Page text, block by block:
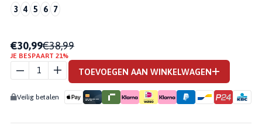
3 4 5 6 7
€30,99€38,99
JE BESPAART 21%
STANNO
THUNDER
VII
JUNIOR
AANTAL
TOEVOEGEN AAN WINKELWAGEN
Veilig betalen